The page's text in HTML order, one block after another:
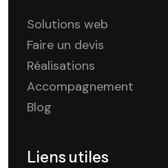
Solutions web
Faire un devis
Réalisations
Accompagnement
Blog
Liens utiles